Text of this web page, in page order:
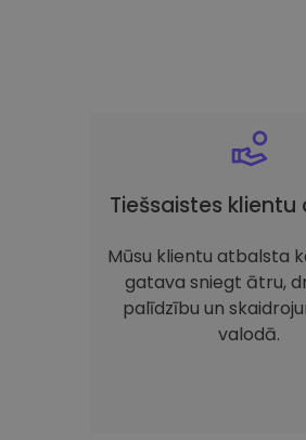
Tiešsaistes
Mūsu klientu atbalsta
gatava sniegt ātru,
palīdzību un
valodā.